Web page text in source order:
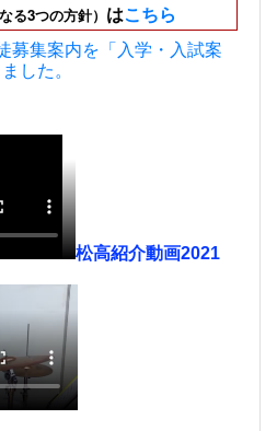
る3つの方針） はこちら
募集案内を「入学・入試案
した。
松高紹介動画2021